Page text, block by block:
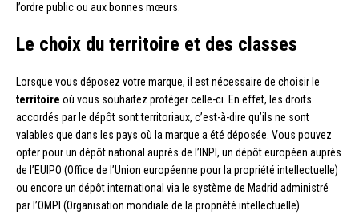
l’ordre public ou aux bonnes mœurs.
Le choix du territoire et des classes
Lorsque vous déposez votre marque, il est nécessaire de choisir le
territoire où vous souhaitez protéger celle-ci. En effet, les droits
accordés par le dépôt sont territoriaux, c’est-à-dire qu’ils ne sont
valables que dans les pays où la marque a été déposée. Vous pouvez
opter pour un dépôt national auprès de l’INPI, un dépôt européen auprès
de l’EUIPO (Office de l’Union européenne pour la propriété intellectuelle)
ou encore un dépôt international via le système de Madrid administré
par l’OMPI (Organisation mondiale de la propriété intellectuelle).